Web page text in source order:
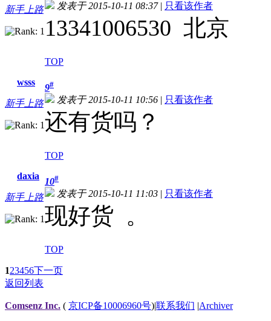
新手上路 发表于 2015-10-11 08:37| 只看该作者
13341006530 北京
TOP
wsss
新手上路
9#
发表于 2015-10-11 10:56 | 只看该作者
还有货吗？
TOP
daxia
新手上路
10#
发表于 2015-10-11 11:03 | 只看该作者
现好货 。
TOP
123456下一页
返回列表
Comsenz Inc. ( 京ICP备10006960号)|联系我们 |Archiver